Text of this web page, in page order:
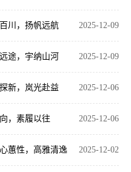
2025-12-09
川，扬帆远航
2025-12-09
途，宇纳山河
2025-12-06
新，岚光赴益
2025-12-06
，素履以往
2025-12-02
蕙性，高雅清逸